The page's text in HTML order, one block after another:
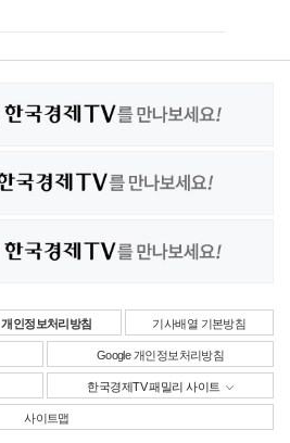
개인정보처리방침 기사배열 기본방침
Google 개인정보처리방침
한국경제TV 패밀리 사이트
사이트맵